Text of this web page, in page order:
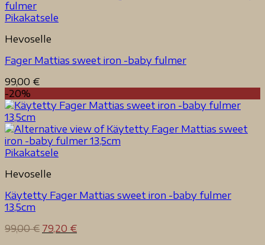
Pikakatsele
Hevoselle
Fager Mattias sweet iron -baby fulmer
99,00 €
-20%
Pikakatsele
Hevoselle
Käytetty Fager Mattias sweet iron -baby fulmer
13,5cm
99,00€ Alkuperäinen
79,20 €Nykyinen